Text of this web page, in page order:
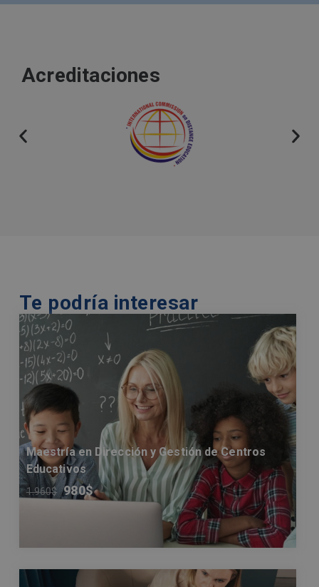
l
n
i
v
Acreditaciones
Te podría interesar
Maestría en Dirección y Gestión de Centros
Educativos
1.960$ 980$